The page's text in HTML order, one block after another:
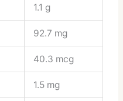
1.1 g
92.7 mg
40.3 mcg
1.5 mg